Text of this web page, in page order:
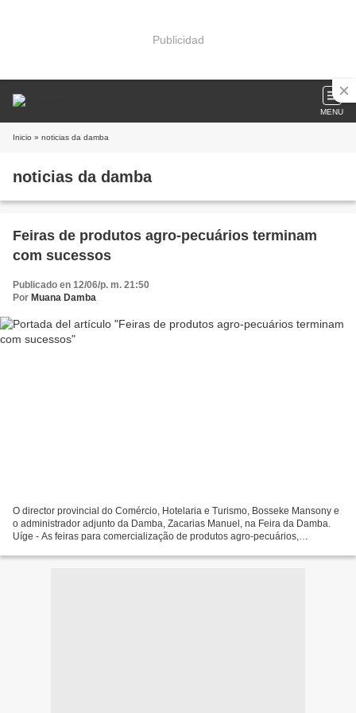
Publicidad
MENU
Inicio » noticias da damba
noticias da damba
Feiras de produtos agro-pecuários terminam
com sucessos
Publicado en 12/06/p. m. 21:50
Por Muana Damba
O director provincial do Comércio, Hotelaria e Turismo, Bosseke Mansony e
o administrador adjunto da Damba, Zacarias Manuel, na Feira da Damba.
Uíge - As feiras para comercialização de produtos agro-pecuários,